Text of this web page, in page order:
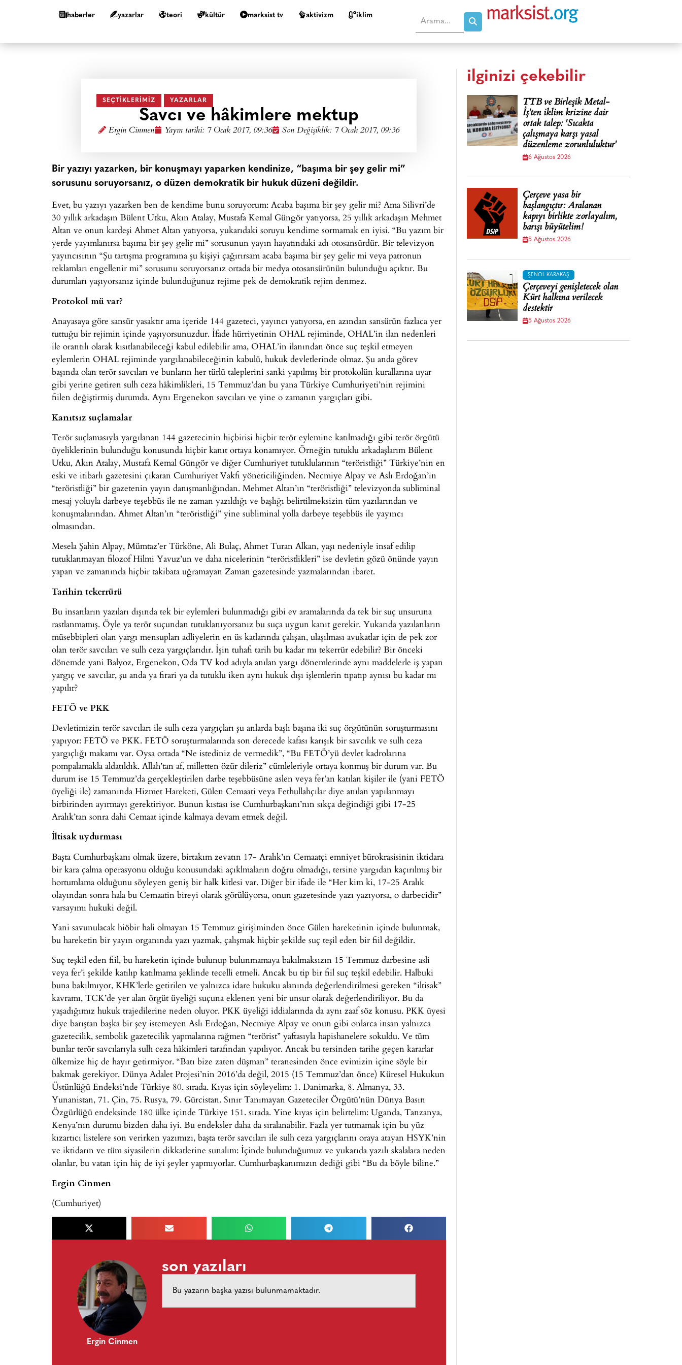
haberler yazarlar teori kültür marksist tv aktivizm i̇klim
SEÇTIKLERIMIZ YAZARLAR
Savcı ve hâkimlere mektup
Ergin Cinmen Yayın tarihi: 7 Ocak 2017, 09:36 Son Değişiklik: 7 Ocak 2017, 09:36
Bir yazıyı yazarken, bir konuşmayı yaparken kendinize, “başıma bir şey gelir mi”
sorusunu soruyorsanız, o düzen demokratik bir hukuk düzeni değildir.
Evet, bu yazıyı yazarken ben de kendime bunu soruyorum: Acaba başıma bir şey gelir mi? Ama Silivri’de
30 yıllık arkadaşın Bülent Utku, Akın Atalay, Mustafa Kemal Güngör yatıyorsa, 25 yıllık arkadaşın Mehmet
Altan ve onun kardeşi Ahmet Altan yatıyorsa, yukarıdaki soruyu kendime sormamak en iyisi. “Bu yazım bir
yerde yayımlanırsa başıma bir şey gelir mi” sorusunun yayın hayatındaki adı otosansürdür. Bir televizyon
yayıncısının “Şu tartışma programına şu kişiyi çağırırsam acaba başıma bir şey gelir mi veya patronun
reklamları engellenir mi” sorusunu soruyorsanız ortada bir medya otosansürünün bulunduğu açıktır. Bu
durumları yaşıyorsanız içinde bulunduğunuz rejime pek de demokratik rejim denmez.
Protokol mü var?
Anayasaya göre sansür yasaktır ama içeride 144 gazeteci, yayıncı yatıyorsa, en azından sansürün fazlaca yer
tuttuğu bir rejimin içinde yaşıyorsunuzdur. İfade hürriyetinin OHAL rejiminde, OHAL’in ilan nedenleri
ile orantılı olarak kısıtlanabileceği kabul edilebilir ama, OHAL’in ilanından önce suç teşkil etmeyen
eylemlerin OHAL rejiminde yargılanabileceğinin kabulü, hukuk devletlerinde olmaz. Şu anda görev
başında olan terör savcıları ve bunların her türlü taleplerini sanki yapılmış bir protokolün kurallarına uyar
gibi yerine getiren sulh ceza hâkimlikleri, 15 Temmuz’dan bu yana Türkiye Cumhuriyeti’nin rejimini
fiilen değiştirmiş durumda. Aynı Ergenekon savcıları ve yine o zamanın yargıçları gibi.
Kanıtsız suçlamalar
Terör suçlamasıyla yargılanan 144 gazetecinin hiçbirisi hiçbir terör eylemine katılmadığı gibi terör örgütü
üyeliklerinin bulunduğu konusunda hiçbir kanıt ortaya konamıyor. Örneğin tutuklu arkadaşlarım Bülent
Utku, Akın Atalay, Mustafa Kemal Güngör ve diğer Cumhuriyet tutuklularının “teröristliği” Türkiye’nin en
eski ve itibarlı gazetesini çıkaran Cumhuriyet Vakfı yöneticiliğinden. Necmiye Alpay ve Aslı Erdoğan’ın
“teröristliği” bir gazetenin yayın danışmanlığından. Mehmet Altan’ın “teröristliği” televizyonda subliminal
mesaj yoluyla darbeye teşebbüs ile ne zaman yazıldığı ve başlığı belirtilmeksizin tüm yazılarından ve
konuşmalarından. Ahmet Altan’ın “teröristliği” yine subliminal yolla darbeye teşebbüs ile yayıncı
olmasından.
Mesela Şahin Alpay, Mümtaz’er Türköne, Ali Bulaç, Ahmet Turan Alkan, yaşı nedeniyle insaf edilip
tutuklanmayan filozof Hilmi Yavuz’un ve daha nicelerinin “teröristlikleri” ise devletin gözü önünde yayın
yapan ve zamanında hiçbir takibata uğramayan Zaman gazetesinde yazmalarından ibaret.
Tarihin tekerrürü
Bu insanların yazıları dışında tek bir eylemleri bulunmadığı gibi ev aramalarında da tek bir suç unsuruna
rastlanmamış. Öyle ya terör suçundan tutuklanıyorsanız bu suça uygun kanıt gerekir. Yukarıda yazılanların
müsebbipleri olan yargı mensupları adliyelerin en üs katlarında çalışan, ulaşılması avukatlar için de pek zor
olan terör savcıları ve sulh ceza yargıçlarıdır. İşin tuhafı tarih bu kadar mı tekerrür edebilir? Bir önceki
dönemde yani Balyoz, Ergenekon, Oda TV kod adıyla anılan yargı dönemlerinde aynı maddelerle iş yapan
yargıç ve savcılar, şu anda ya firari ya da tutuklu iken aynı hukuk dışı işlemlerin tıpatıp aynısı bu kadar mı
yapılır?
FETÖ ve PKK
Devletimizin terör savcıları ile sulh ceza yargıçları şu anlarda başlı başına iki suç örgütünün soruşturmasını
yapıyor: FETÖ ve PKK. FETÖ soruşturmalarında son derecede kafası karışık bir savcılık ve sulh ceza
yargıçlığı makamı var. Oysa ortada “Ne istediniz de vermedik”, “Bu FETÖ’yü devlet kadrolarına
pompalamakla aldatıldık. Allah’tan af, milletten özür dileriz” cümleleriyle ortaya konmuş bir durum var. Bu
durum ise 15 Temmuz’da gerçekleştirilen darbe teşebbüsüne aslen veya fer’an katılan kişiler ile (yani FETÖ
üyeliği ile) zamanında Hizmet Hareketi, Gülen Cemaati veya Fethullahçılar diye anılan yapılanmayı
birbirinden ayırmayı gerektiriyor. Bunun kıstası ise Cumhurbaşkanı’nın sıkça değindiği gibi 17-25
Aralık’tan sonra dahi Cemaat içinde kalmaya devam etmek değil.
İltisak uydurması
Başta Cumhurbaşkanı olmak üzere, birtakım zevatın 17- Aralık’ın Cemaatçi emniyet bürokrasisinin iktidara
bir kara çalma operasyonu olduğu konusundaki açıklmaların doğru olmadığı, tersine yargıdan kaçırılmış bir
hortumlama olduğunu söyleyen geniş bir halk kitlesi var. Diğer bir ifade ile “Her kim ki, 17-25 Aralık
olayından sonra hala bu Cemaatin bireyi olarak görülüyorsa, onun gazetesinde yazı yazıyorsa, o darbecidir”
varsayımı hukuki değil.
Yani savunulacak hiöbir hali olmayan 15 Temmuz girişiminden önce Gülen hareketinin içinde bulunmak,
bu hareketin bir yayın organında yazı yazmak, çalışmak hiçbir şekilde suç teşil eden bir fiil değildir.
Suç teşkil eden fiil, bu hareketin içinde bulunup bulunmamaya bakılmaksızın 15 Temmuz darbesine asli
veya fer’i şekilde katılıp katılmama şeklinde tecelli etmeli. Ancak bu tip bir fiil suç teşkil edebilir. Halbuki
buna bakılmıyor, KHK’lerle getirilen ve yalnızca idare hukuku alanında değerlendirilmesi gereken “iltisak”
kavramı, TCK’de yer alan örgüt üyeliği suçuna eklenen yeni bir unsur olarak değerlendiriliyor. Bu da
yaşadığımız hukuk trajedilerine neden oluyor. PKK üyeliği iddialarında da aynı zaaf söz konusu. PKK üyesi
diye barıştan başka bir şey istemeyen Aslı Erdoğan, Necmiye Alpay ve onun gibi onlarca insan yalnızca
gazetecilik, sembolik gazetecilik yapmalarına rağmen “terörist” yaftasıyla hapishanelere sokuldu. Ve tüm
bunlar terör savcılarıyla sulh ceza hâkimleri tarafından yapılıyor. Ancak bu tersinden tarihe geçen kararlar
ülkemize hiç de hayır getirmiyor. “Batı bize zaten düşman” teranesinden önce evimizin içine söyle bir
bakmak gerekiyor. Dünya Adalet Projesi’nin 2016’da değil, 2015 (15 Temmuz’dan önce) Küresel Hukukun
Üstünlüğü Endeksi’nde Türkiye 80. sırada. Kıyas için söyleyelim: 1. Danimarka, 8. Almanya, 33.
Yunanistan, 71. Çin, 75. Rusya, 79. Gürcistan. Sınır Tanımayan Gazeteciler Örgütü’nün Dünya Basın
Özgürlüğü endeksinde 180 ülke içinde Türkiye 151. sırada. Yine kıyas için belirtelim: Uganda, Tanzanya,
Kenya’nın durumu bizden daha iyi. Bu endeksler daha da sıralanabilir. Fazla yer tutmamak için bu yüz
kızartıcı listelere son verirken yazımızı, başta terör savcıları ile sulh ceza yargıçlarını oraya atayan HSYK’nin
ve iktidarın ve tüm siyasilerin dikkatlerine sunalım: İçinde bulunduğumuz ve yukarıda yazılı skalalara neden
olanlar, bu vatan için hiç de iyi şeyler yapmıyorlar. Cumhurbaşkanımızın dediği gibi “Bu da böyle biline.”
Ergin Cinmen
(Cumhuriyet)
Ergin Cinmen
son yazıları
Bu yazarın başka yazısı bulunmamaktadır.
ilginizi çekebilir
TTB ve Birleşik Metal-
İş'ten iklim krizine dair
ortak talep: 'Sıcakta
çalışmaya karşı yasal
düzenleme zorunluluktur'
6 Ağustos 2026
Çerçeve yasa bir
başlangıçtır: Aralanan
kapıyı birlikte zorlayalım,
barışı büyütelim!
5 Ağustos 2026
ŞENOL KARAKAŞ
Çerçeveyi genişletecek olan
Kürt halkına verilecek
destektir
5 Ağustos 2026